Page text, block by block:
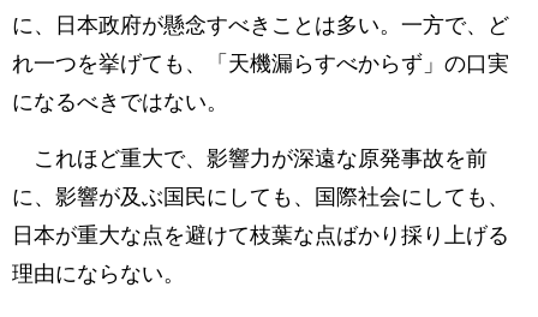
に、日本政府が懸念すべきことは多い。一方で、ど
れ一つを挙げても、「天機漏らすべからず」の口実
になるべきではない。
これほど重大で、影響力が深遠な原発事故を前
に、影響が及ぶ国民にしても、国際社会にしても、
日本が重大な点を避けて枝葉な点ばかり採り上げる
理由にならない。